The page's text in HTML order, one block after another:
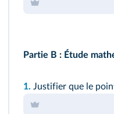
Partie B : Étude
1. Justifier que le